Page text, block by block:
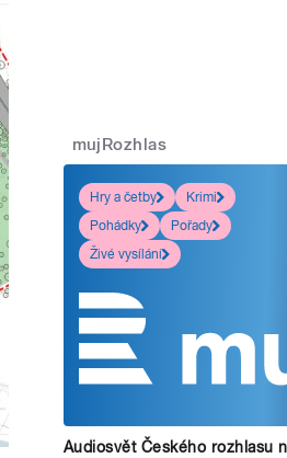
mujRozhlas
Hry a četby
Krimi
Pohádky
Pořady
Živé vysílání
Audiosvět Českého rozhlasu